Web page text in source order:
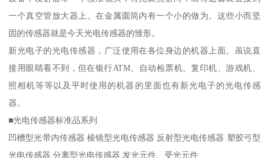
一个真空管放大器上。在金属圆筒内有一个小的做为。这些小而坚
固的传感器就是今天光电传感器的雏形。
新光电子的光电传感器，广泛使用在各位身边的机器上面。虽说直
接用眼睛看不到，但在银行ATM、自动检票机、复印机、游戏机、
照相机等等以及平时使用的机器的里面也有新光电子的光电传感
器。
■光电传感器标准品系列
凹槽型光带内传感器 棱镜型光电传感器 反射型光电传感器 塑胶弓型
光电传感器 分离型光电传感器 发光元件、受光元件